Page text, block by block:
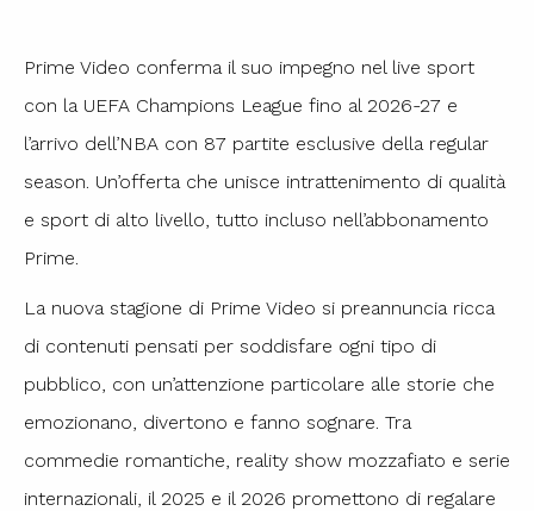
Prime Video conferma il suo impegno nel live sport
con la UEFA Champions League fino al 2026-27 e
l’arrivo dell’NBA con 87 partite esclusive della regular
season. Un’offerta che unisce intrattenimento di qualità
e sport di alto livello, tutto incluso nell’abbonamento
Prime.
La nuova stagione di Prime Video si preannuncia ricca
di contenuti pensati per soddisfare ogni tipo di
pubblico, con un’attenzione particolare alle storie che
emozionano, divertono e fanno sognare. Tra
commedie romantiche, reality show mozzafiato e serie
internazionali, il 2025 e il 2026 promettono di regalare